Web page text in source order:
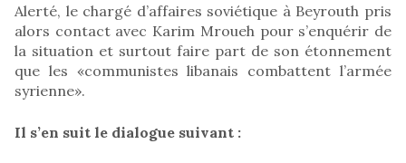
Alerté, le chargé d’affaires soviétique à Beyrouth pris
alors contact avec Karim Mroueh pour s’enquérir de
la situation et surtout faire part de son étonnement
que les «communistes libanais combattent l’armée
syrienne».
Il s’en suit le dialogue suivant :